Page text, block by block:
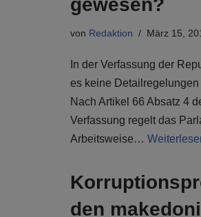
gewesen?
von Redaktion März 15,
In der Verfassung der
es keine
Nach Artikel 66 Absatz 4
Verfassung regelt das
Arbeitsweise…
den